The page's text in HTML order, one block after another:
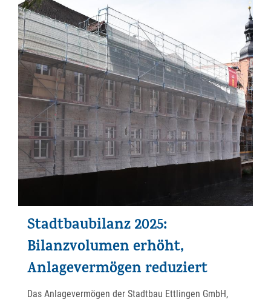
Stadtbaubilanz 2025:
Bilanzvolumen erhöht,
Anlagevermögen reduziert
Das Anlagevermögen der Stadtbau Ettlingen GmbH,